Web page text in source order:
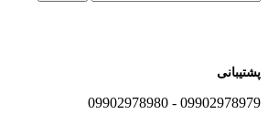
پشتیبانی
09902978979 - 09902978980